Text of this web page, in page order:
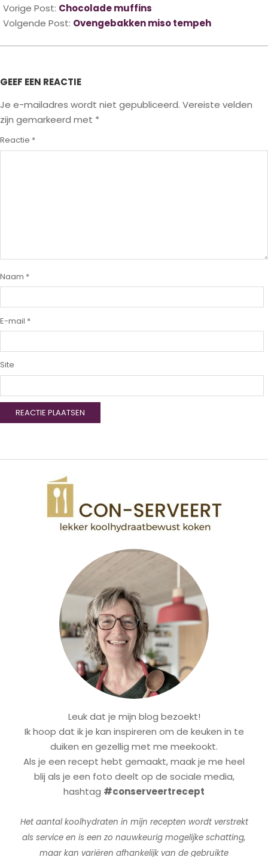
11-
04
Vorige Post: Chocolade muffins
Volgende Post: Ovengebakken miso tempeh
GEEF EEN REACTIE
Je e-mailadres wordt niet gepubliceerd. Vereiste velden
zijn gemarkeerd met *
Reactie *
Naam *
E-mail *
Site
Leuk dat je mijn blog bezoekt!
Ik hoop dat ik je kan inspireren om de keuken in te
duiken en gezellig met me meekookt.
Als je een recept hebt gemaakt, maak je me heel
blij als je een foto deelt op de sociale media,
hashtag #conserveertrecept
Het aantal koolhydraten in mijn recepten wordt verstrekt
als service en is een zo nauwkeurig mogelijke schatting,
maar kan variëren afhankelijk van de gebruikte